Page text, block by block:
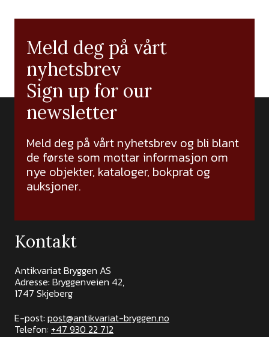
Meld deg på vårt
nyhetsbrev
Sign up for our
newsletter
Meld deg på vårt nyhetsbrev og bli blant
de første som mottar informasjon om
nye objekter, kataloger, bokprat og
auksjoner.
Kontakt
Antikvariat Bryggen AS
Adresse: Bryggenveien 42,
1747 Skjeberg
E-post: post@antikvariat-bryggen.no
Telefon: +47 930 22 712